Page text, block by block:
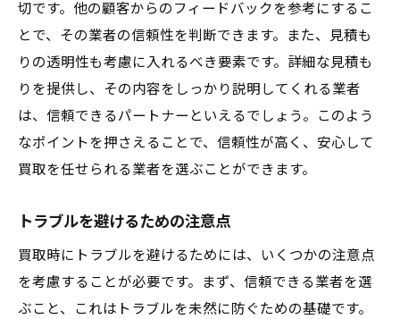
切です。他の顧客からのフィードバックを参考にするこ
とで、その業者の信頼性を判断できます。また、見積も
りの透明性も考慮に入れるべき要素です。詳細な見積も
りを提供し、その内容をしっかり説明してくれる業者
は、信頼できるパートナーといえるでしょう。このよう
なポイントを押さえることで、信頼性が高く、安心して
買取を任せられる業者を選ぶことができます。
トラブルを避けるための注意点
買取時にトラブルを避けるためには、いくつかの注意点
を考慮することが必要です。まず、信頼できる業者を選
ぶこと、これはトラブルを未然に防ぐための基礎です。